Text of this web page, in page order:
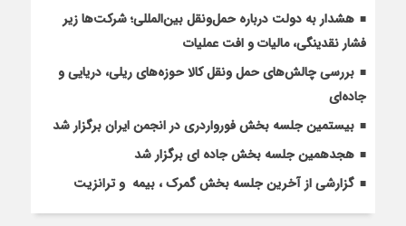
تهران
برگزار
شد
هشدار به دولت درباره حمل‌ونقل بین‌المللی؛ شرکت‌ها زیر
فشار نقدینگی، مالیات و افت عملیات
بررسی چالش‌های حمل ونقل کالا حوزه‌های ریلی، دریایی و
جاده‌ای
بیستمین جلسه بخش فورواردری در انجمن ایران برگزار شد
هجدهمین جلسه بخش جاده ای برگزار شد
گزارشی از آخرین جلسه بخش گمرک ، بیمه و ترانزیت